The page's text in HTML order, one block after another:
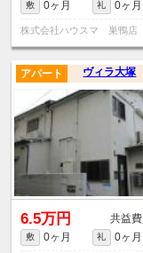
敷 0ヶ月 礼 0ヶ月
株式会社ハウスマ 巣鴨店
ヴィラ大塚
アパート
6.5万円
敷 0ヶ月 礼 0ヶ月